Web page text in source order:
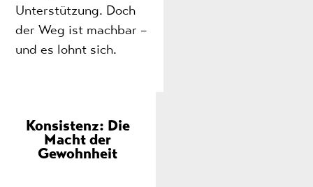
Unterstützung. Doch
der Weg ist machbar –
und es lohnt sich.
Konsistenz: Die
Macht der
Gewohnheit